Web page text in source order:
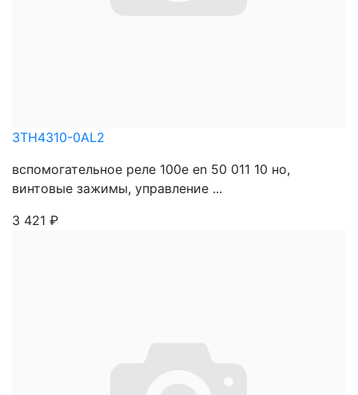
3TH4310-0AL2
вспомогательное реле 100e en 50 011 10 нo,
винтовые зажимы, управление ...
3 421 ₽